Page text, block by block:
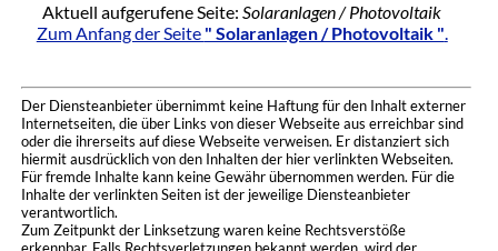
Aktuell aufgerufene Seite:Solaranlagen / Photovoltaik
Zum Anfang der Seite " Solaranlagen / Photovoltaik ".
Der Diensteanbieter übernimmt keine Haftung für den Inhalt externer
Internetseiten, die über Links von dieser Webseite aus erreichbar sind
oder die ihrerseits auf diese Webseite verweisen. Er distanziert sich
hiermit ausdrücklich von den Inhalten der hier verlinkten Webseiten.
Für fremde Inhalte kann keine Gewähr übernommen werden. Für die
Inhalte der verlinkten Seiten ist der jeweilige Diensteanbieter
verantwortlich.
Zum Zeitpunkt der Linksetzung waren keine Rechtsverstöße
erkennbar. Falls Rechtsverletzungen bekannt werden, wird der